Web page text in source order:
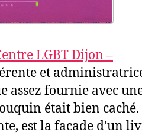
LGBT Dijon –
et
assez fournie avec
était bien caché.
est la facade d’un